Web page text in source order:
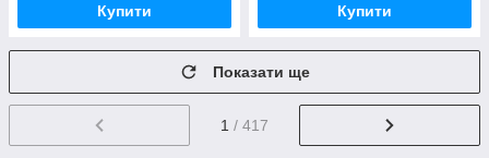
Купити Купити
Показати ще
1 / 417